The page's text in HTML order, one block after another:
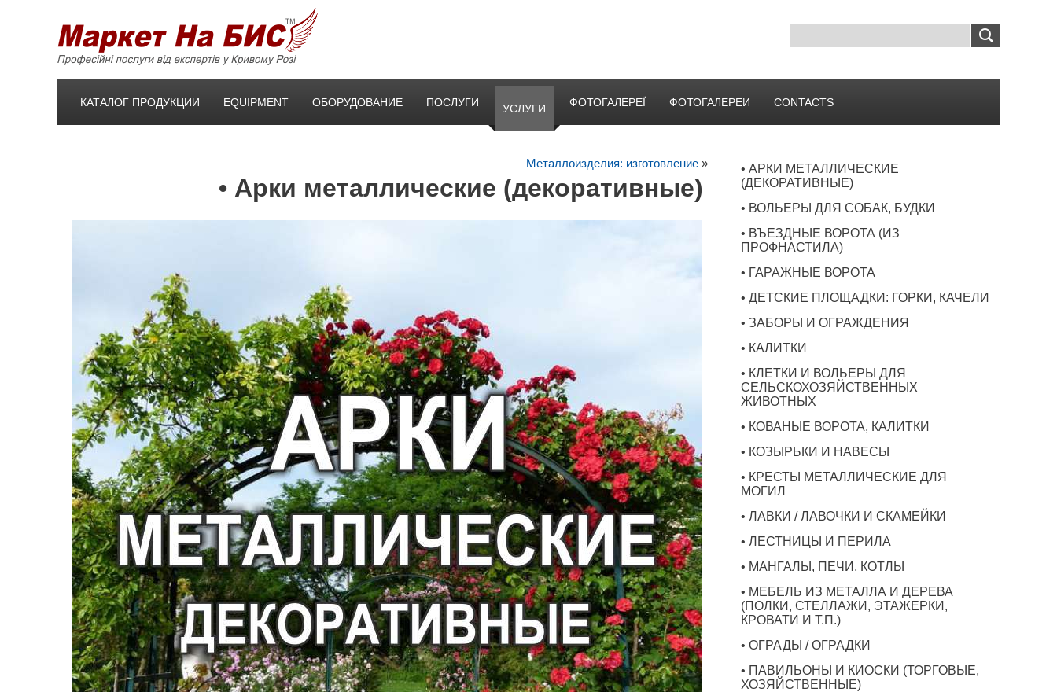
КАТАЛОГ ПРОДУКЦИИ EQUIPMENT ОБОРУДОВАНИЕ ПОСЛУГИ УСЛУГИ ФОТОГАЛЕРЕЇ ФОТОГАЛЕРЕИ CONTACTS
Металлоизделия: изготовление »
• Арки металлические (декоративные)
• АРКИ МЕТАЛЛИЧЕСКИЕ
(ДЕКОРАТИВНЫЕ)
• ВОЛЬЕРЫ ДЛЯ СОБАК, БУДКИ
• ВЪЕЗДНЫЕ ВОРОТА (ИЗ
ПРОФНАСТИЛА)
• ГАРАЖНЫЕ ВОРОТА
• ДЕТСКИЕ ПЛОЩАДКИ: ГОРКИ, КАЧЕЛИ
• ЗАБОРЫ И ОГРАЖДЕНИЯ
• КАЛИТКИ
• КЛЕТКИ И ВОЛЬЕРЫ ДЛЯ
СЕЛЬСКОХОЗЯЙСТВЕННЫХ
ЖИВОТНЫХ
• КОВАНЫЕ ВОРОТА, КАЛИТКИ
• КОЗЫРЬКИ И НАВЕСЫ
• КРЕСТЫ МЕТАЛЛИЧЕСКИЕ ДЛЯ
МОГИЛ
• ЛАВКИ / ЛАВОЧКИ И СКАМЕЙКИ
• ЛЕСТНИЦЫ И ПЕРИЛА
• МАНГАЛЫ, ПЕЧИ, КОТЛЫ
• МЕБЕЛЬ ИЗ МЕТАЛЛА И ДЕРЕВА
(ПОЛКИ, СТЕЛЛАЖИ, ЭТАЖЕРКИ,
КРОВАТИ И Т.П.)
• ОГРАДЫ / ОГРАДКИ
• ПАВИЛЬОНЫ И КИОСКИ (ТОРГОВЫЕ,
ХОЗЯЙСТВЕННЫЕ)